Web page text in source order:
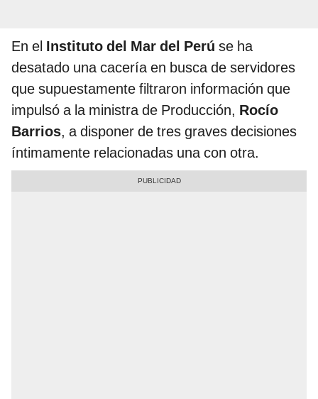
En el Instituto del Mar del Perú se ha
desatado una cacería en busca de servidores
que supuestamente filtraron información que
impulsó a la ministra de Producción, Rocío
Barrios, a disponer de tres graves decisiones
íntimamente relacionadas una con otra.